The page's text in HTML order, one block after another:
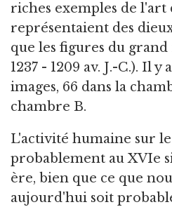
riches exemples de
représentaient des
que les figures du
1237 - 1209 av. J.-C.). Il y
images, 66 dans la
chambre B.
L'activité humaine sur
probablement au XVIe
ère, bien que ce que
aujourd'hui soit